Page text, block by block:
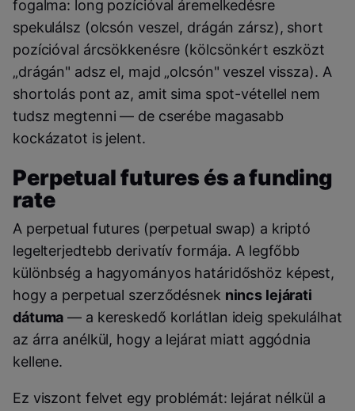
fogalma: long pozícióval áremelkedésre
spekulálsz (olcsón veszel, drágán zársz), short
pozícióval árcsökkenésre (kölcsönkért eszközt
„drágán" adsz el, majd „olcsón" veszel vissza). A
shortolás pont az, amit sima spot-vétellel nem
tudsz megtenni — de cserébe magasabb
kockázatot is jelent.
Perpetual futures és a funding
rate
A perpetual futures (perpetual swap) a kriptó
legelterjedtebb derivatív formája. A legfőbb
különbség a hagyományos határidőshöz képest,
hogy a perpetual szerződésnek nincs lejárati
dátuma — a kereskedő korlátlan ideig spekulálhat
az árra anélkül, hogy a lejárat miatt aggódnia
kellene.
Ez viszont felvet egy problémát: lejárat nélkül a